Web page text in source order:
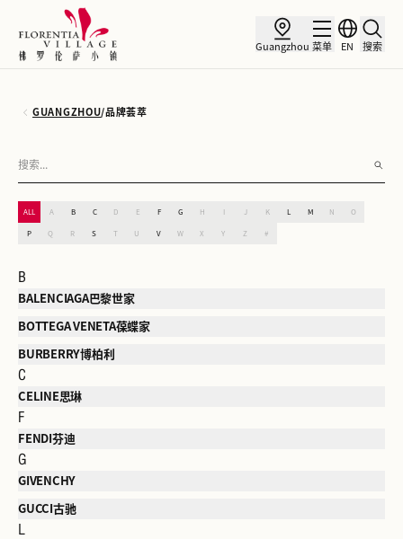
Guangzhou 菜单 EN 搜索
GUANGZHOU/品牌荟萃
ALL A B C D E F G H K M N O
P Q R S T V W X Y Z #
B
BALENCIAGA巴黎世家
BOTTEGA VENETA葆蝶家
BURBERRY博柏利
C
CELINE思琳
F
FENDI芬迪
G
GIVENCHY
GUCCI古驰
L